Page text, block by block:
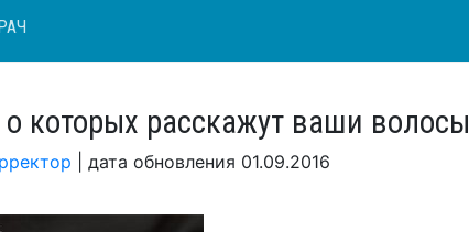
о которых расскажут ваши волосы
дата обновления 01.09.2016